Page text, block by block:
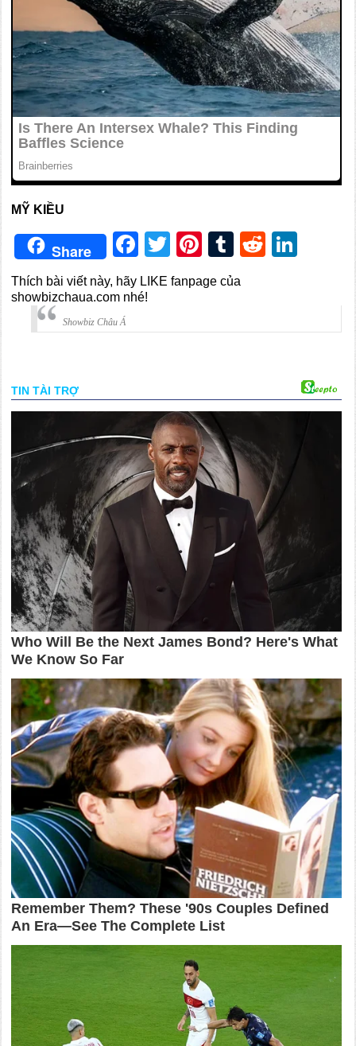
MỸ KIỀU
Share Facebook
TwitterPinterest
TumblrReddit
Thích bài viết này, hãy LIKE fanpage của
showbizchaua.com nhé!
Showbiz Châu Á